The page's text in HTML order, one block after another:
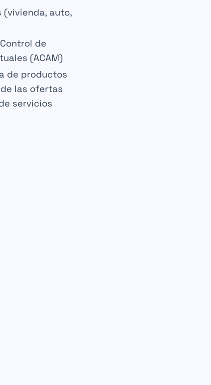
auto,
de
(ACAM)
de productos
de las ofertas
servicios